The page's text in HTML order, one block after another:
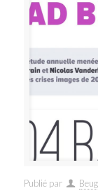
Publié par